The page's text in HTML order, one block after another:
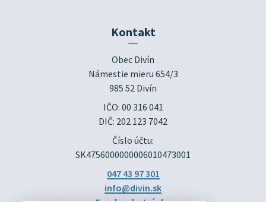
Kontakt
Obec Divín
Námestie mieru 654/3
985 52 Divín
IČO: 00 316 041
DIČ: 202 123 7042
Číslo účtu:
SK4756000000006010473001
047 43 97 301
info@divin.sk